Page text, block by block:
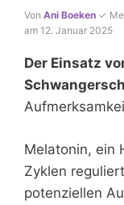
Von Ani Boeken ✓
am 12. Januar 2025
Der Einsatz
Melatonin, ein
Zyklen
potenziellen